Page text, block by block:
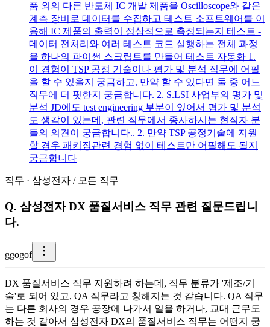
품 외의 다른 반도체 IC 개발 제품을 Oscilloscope와 같은
계측 장비로 데이터를 수집하고 테스트 소프트웨어를 이
용해 IC 제품의 출력이 정상적으로 측정되는지 테스트 -
데이터 전처리와 여러 테스트 코드 실행하는 전체 과정
을 하나의 파이썬 스크립트를 만들어 테스트 자동화 1.
이 경험이 TSP 공정 기술이나 평가 및 분석 직무에 어필
을 할 수 있을지 궁금하고, 만약 할 수 있다면 둘 중 어느
직무에 더 핏한지 궁금합니다. 2. S.LSI 사업부의 평가 및
분석 JD에도 test engineering 부분이 있어서 평가 및 분석
도 생각이 있는데, 관련 직무에서 종사하시는 현직자 분
들의 의견이 궁금합니다.. 2. 만약 TSP 공정기술에 지원
할 경우 패키징관련 경험 없이 테스트만 어필해도 될지
궁금합니다
직무 · 삼성전자 / 모든 직무
Q. 삼성전자 DX 품질서비스 직무 관련 질문드립니
다.
ggogof
DX 품질서비스 직무 지원하려 하는데, 직무 분류가 '제조/기
술'로 되어 있고, QA 직무라고 칭해지는 것 같습니다. QA 직무
는 다른 회사의 경우 공장에 나가서 일을 하거나, 교대 근무도
하는 것 같아서 삼성전자 DX의 품질서비스 직무는 어떤지 궁